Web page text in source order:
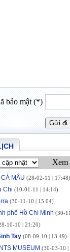
bảo mật (*)
Xem
MÂU (28-02-11 | 17:48)
Chi (10-01-11 | 14:14)
(30-11-10 | 15:04)
phố Hồ Chí Minh (30-
10-10 | 21:20)
Tay (08-09-10 | 13:49)
MUSEUM (30-03-10 |